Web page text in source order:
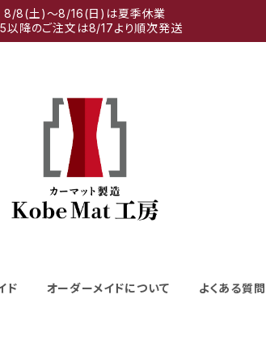
8/8(土)～8/16(日)は夏季休業
以降のご注文は8/17より順次発送
ド オーダーメイドについて よくある質問